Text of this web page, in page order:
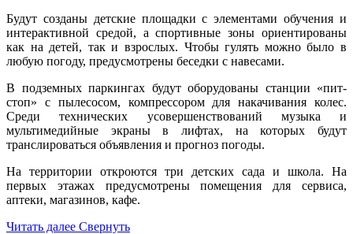
Будут созданы детские площадки с элементами обучения и
интерактивной средой, а спортивные зоны ориентированы
как на детей, так и взрослых. Чтобы гулять можно было в
любую погоду, предусмотрены беседки с навесами.
В подземных паркингах будут оборудованы станции «пит-
стоп» с пылесосом, компрессором для накачивания колес.
Среди технических усовершенствований музыка и
мультимедийные экраны в лифтах, на которых будут
транслироваться объявления и прогноз погоды.
На территории откроются три детских сада и школа. На
первых этажах предусмотрены помещения для сервиса,
аптеки, магазинов, кафе.
Читать далее Свернуть